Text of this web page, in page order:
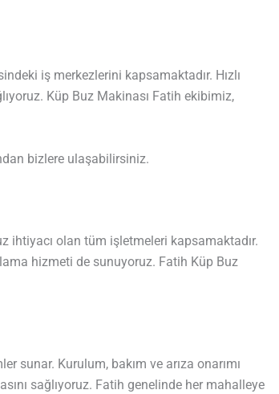
iş merkezlerini kapsamaktadır. Hızlı
Küp Buz Makinası Fatih ekibimiz,
bizlere ulaşabilirsiniz.
ihtiyacı olan tüm işletmeleri kapsamaktadır.
hizmeti de sunuyoruz. Fatih Küp Buz
sunar. Kurulum, bakım ve arıza onarımı
sağlıyoruz. Fatih genelinde her mahalleye